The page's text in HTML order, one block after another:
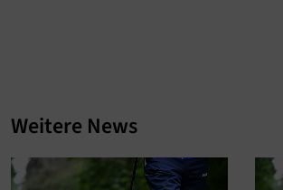
Weitere News